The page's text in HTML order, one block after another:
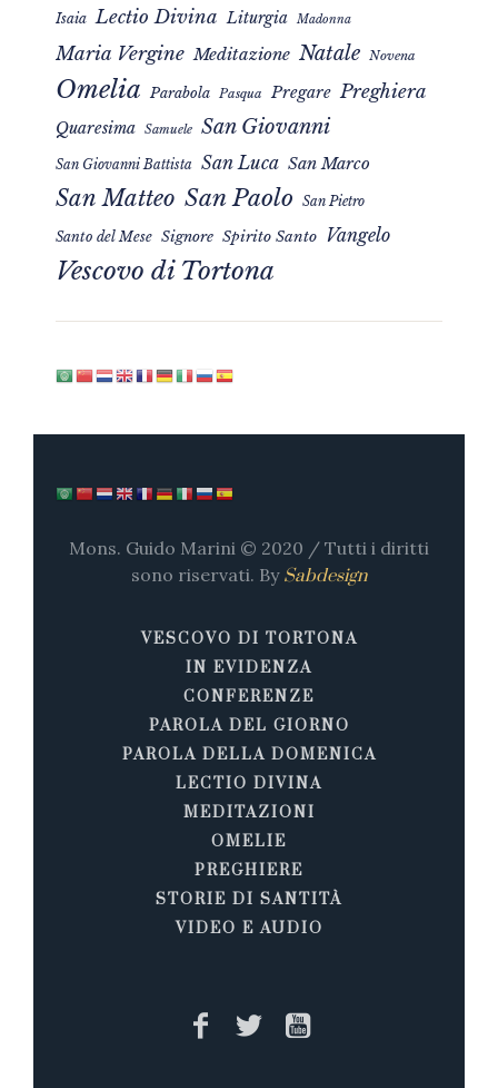
Isaia Lectio Divina Liturgia Madonna
Maria Vergine Meditazione Natale Novena
Omelia Parabola Pasqua Pregare Preghiera
Quaresima Samuele San Giovanni
San Giovanni Battista San Luca San Marco
San Matteo San Paolo San Pietro
Santo del Mese Signore Spirito Santo Vangelo
Vescovo di Tortona
Mons. Guido Marini © 2020 / Tutti i diritti
sono riservati. By Sabdesign
VESCOVO DI TORTONA
IN EVIDENZA
CONFERENZE
PAROLA DEL GIORNO
PAROLA DELLA DOMENICA
LECTIO DIVINA
MEDITAZIONI
OMELIE
PREGHIERE
STORIE DI SANTITÀ
VIDEO E AUDIO